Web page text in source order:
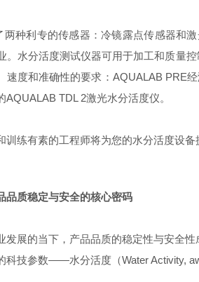
两种利专的传感器 ：冷镜露点传感器和
水分活度测试仪器可用于加工和质量
速度和准确性的要求： AQUALAB PRE
AQUALAB TDL 2激光水分活度仪。
训练有素的工程师将为您的水分活度设备
品质稳定与安全的核心密码
发展的当下，产品品质的稳定性与安全
科技参数——水分活度（Water Activity,